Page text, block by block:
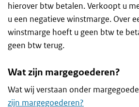
hierover btw betalen. Verkoopt u
u een negatieve winstmarge. Over
winstmarge hoeft u geen btw te
geen btw terug.
Wat zijn margegoederen?
Wat wij verstaan onder
zijn margegoederen?